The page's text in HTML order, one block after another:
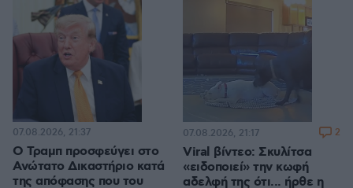
Ο Τραμπ προσφεύγει στο
Ανώτατο Δικαστήριο κατά
της απόφασης που του
07.08.2026, 21:37
Viral βίντεο: Σκυλίτσα
«ειδοποιεί» την κωφή
αδελφή της ότι... ήρθε η
07.08.2026, 21:17 2